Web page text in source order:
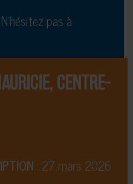
pas à
CENTRE-
: 27 mars 2026